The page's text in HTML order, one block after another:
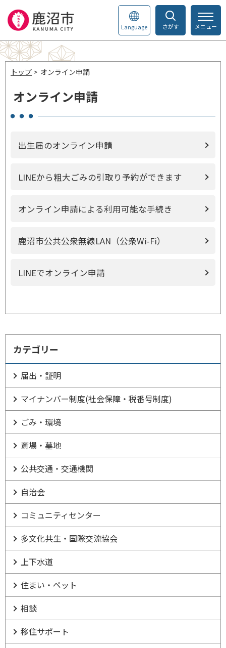
さがす
Language メニュー
トップ > オンライン申請
オンライン申請
出生届のオンライン申請
LINEから粗大ごみの引取り予約ができます
オンライン申請による利用可能な手続き
鹿沼市公共公衆無線LAN（公衆Wi-Fi）
LINEでオンライン申請
カテゴリー
届出・証明
マイナンバー制度(社会保障・税番号制度)
ごみ・環境
斎場・墓地
公共交通・交通機関
自治会
コミュニティセンター
多文化共生・国際交流協会
上下水道
住まい・ペット
相談
移住サポート